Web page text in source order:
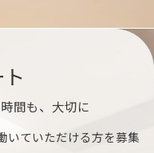
間も、大切に
いていただける方を募集